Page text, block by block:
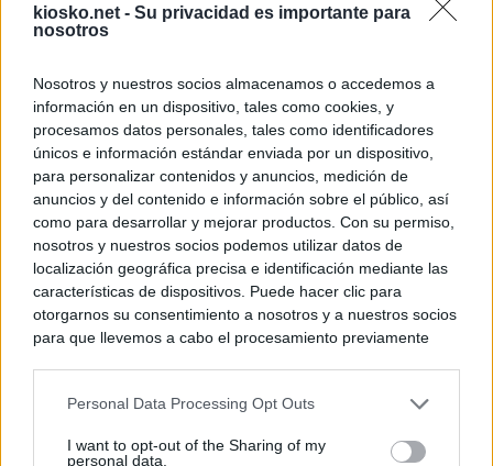
kiosko.net - Su privacidad es importante para
nosotros
Nosotros y nuestros socios almacenamos o accedemos a
información en un dispositivo, tales como cookies, y
procesamos datos personales, tales como identificadores
únicos e información estándar enviada por un dispositivo,
para personalizar contenidos y anuncios, medición de
anuncios y del contenido e información sobre el público, así
como para desarrollar y mejorar productos. Con su permiso,
nosotros y nuestros socios podemos utilizar datos de
localización geográfica precisa e identificación mediante las
características de dispositivos. Puede hacer clic para
otorgarnos su consentimiento a nosotros y a nuestros socios
para que llevemos a cabo el procesamiento previamente
negar su consentimiento. Tenga en cuenta que algún
de su consentimiento, pero usted tiene el derecho de
Personal Data Processing Opt Outs
I want to opt-out of the Sharing of my
personal data.